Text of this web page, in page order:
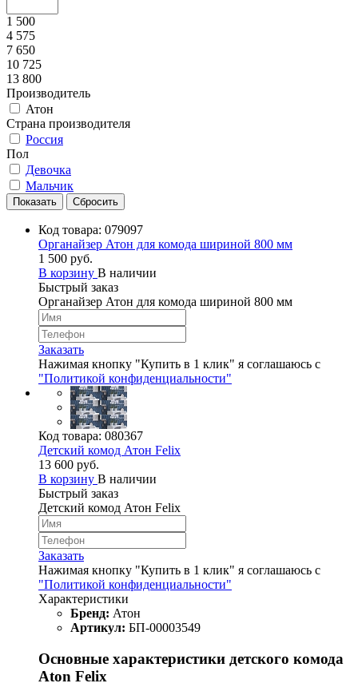
1 500
4 575
7 650
10 725
13 800
Производитель
Атон
Страна производителя
Россия
Пол
Девочка
Мальчик
Код товара: 079097
Органайзер Атон для комода шириной 800 мм
1 500 руб.
В корзину В наличии
Быстрый заказ
Органайзер Атон для комода шириной 800 мм
Заказать
Нажимая кнопку "Купить в 1 клик" я соглашаюсь с
"Политикой конфиденциальности"
Код товара: 080367
Детский комод Атон Felix
13 600 руб.
В корзину В наличии
Быстрый заказ
Детский комод Атон Felix
Заказать
Нажимая кнопку "Купить в 1 клик" я соглашаюсь с
"Политикой конфиденциальности"
Характеристики
Бренд: Атон
Артикул: БП-00003549
Основные характеристики детского комода
Aton Felix